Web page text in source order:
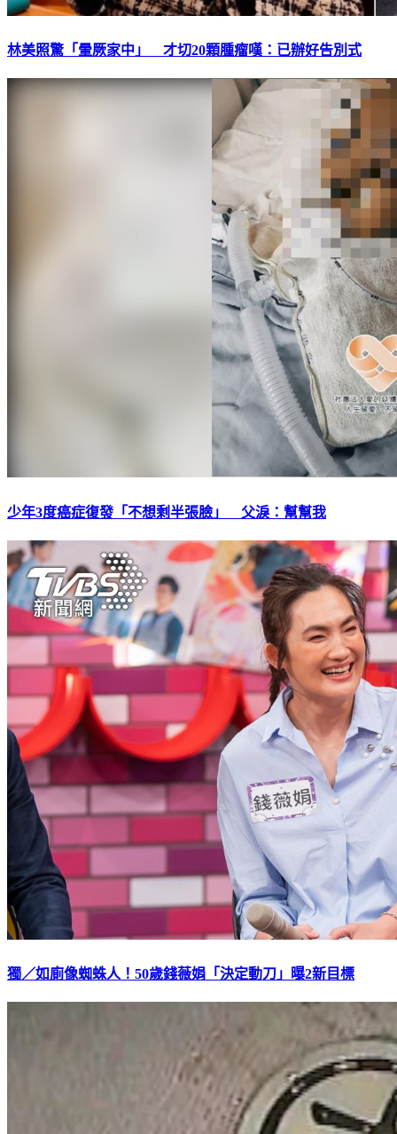
林美照驚「暈厥家中」 才切20顆腫瘤嘆：已辦好告別式
少年3度癌症復發「不想剩半張臉」 父淚：幫幫我
獨／如廁像蜘蛛人！50歲錢薇娟「決定動刀」曝2新目標